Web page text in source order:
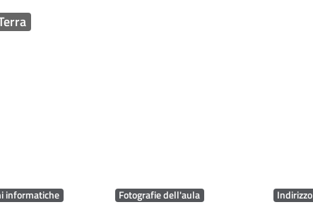
informatiche Fotografie dell'aula Indirizzo